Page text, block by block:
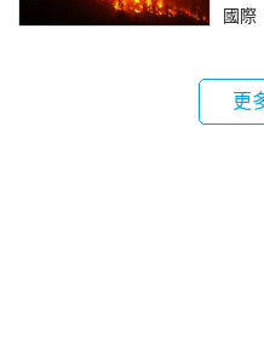
國際
更